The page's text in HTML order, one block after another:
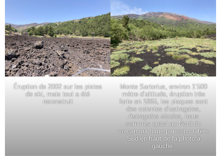
Éruption de 2002 sur les pistes
de ski, mais tout a été
reconstruit
Monte Sartorius, environ 1’500
mètre d’altitude, éruption très
forte en 1865, les plaques sont
des colonies d’astragales,
Astragalus siculus, nous
sommes quasi au Nord du
volcan qui fume par son cratère
Sud en haut de la photo à
gauche.